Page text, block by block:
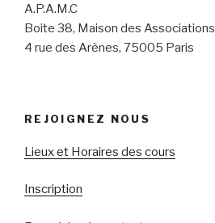
A.P.A.M.C
Boite 38, Maison des Associations
4 rue des Arènes, 75005 Paris
REJOIGNEZ NOUS
Lieux et Horaires des cours
Inscription